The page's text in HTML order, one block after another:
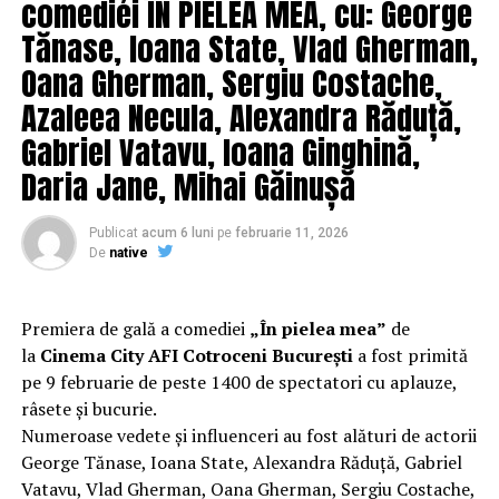
tradiţionalul foc de tabără, iar a doua zi, 2 septembrie, se
va deschide Festivalul Vinului.
ARTICOLE PE ACEIASI TEMA: PRIMA
URMATORUL
Șoselele din Arad crapă sub tonajul de peste 3,5 tone
Stagiune plină la teatrul Arad. Cinci premiere, trei
artiști noi, sute de spectacole și mii de spectatori!
comediei ÎN PIELEA MEA, cu: George
Tănase, Ioana State, Vlad Gherman,
Oana Gherman, Sergiu Costache,
Azaleea Necula, Alexandra Răduță,
Gabriel Vatavu, Ioana Ginghină,
Daria Jane, Mihai Găinușă
Publicat acum 6 luni pe februarie 11, 2026
De native
Premiera de gală a comediei „În pielea mea” de
la Cinema City AFI Cotroceni Bucureștia fost primită
pe 9 februarie de peste 1400 de spectatori cu aplauze,
râsete și bucurie.
Numeroase vedete și influenceri au fost alături de actorii
George Tănase, Ioana State, Alexandra Răduță, Gabriel
Vatavu, Vlad Gherman, Oana Gherman, Sergiu Costache,